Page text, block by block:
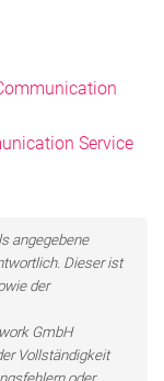
Service
angegebene
Dieser ist
der
GmbH
Vollständigkeit